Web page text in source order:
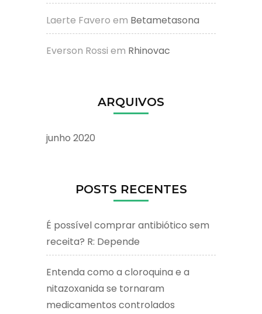
Laerte Favero em Betametasona
Everson Rossi em Rhinovac
ARQUIVOS
junho 2020
POSTS RECENTES
É possível comprar antibiótico sem
receita? R: Depende
Entenda como a cloroquina e a
nitazoxanida se tornaram
medicamentos controlados